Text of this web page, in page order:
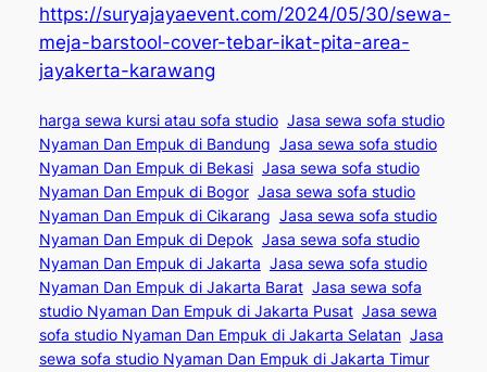
https://suryajayaevent.com/2024/05/30/sewa-
meja-barstool-cover-tebar-ikat-pita-area-
jayakerta-karawang
harga sewa kursi atau sofa studio Jasa sewa sofa studio
Nyaman Dan Empuk di Bandung Jasa sewa sofa studio
Nyaman Dan Empuk di Bekasi Jasa sewa sofa studio
Nyaman Dan Empuk di Bogor Jasa sewa sofa studio
Nyaman Dan Empuk di Cikarang Jasa sewa sofa studio
Nyaman Dan Empuk di Depok Jasa sewa sofa studio
Nyaman Dan Empuk di Jakarta Jasa sewa sofa studio
Nyaman Dan Empuk di Jakarta Barat Jasa sewa sofa
studio Nyaman Dan Empuk di Jakarta Pusat Jasa sewa
sofa studio Nyaman Dan Empuk di Jakarta Selatan Jasa
sewa sofa studio Nyaman Dan Empuk di Jakarta Timur